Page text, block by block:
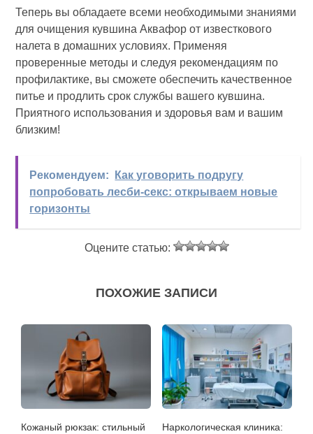
Теперь вы обладаете всеми необходимыми знаниями
для очищения кувшина Аквафор от известкового
налета в домашних условиях. Применяя
проверенные методы и следуя рекомендациям по
профилактике, вы сможете обеспечить качественное
питье и продлить срок службы вашего кувшина.
Приятного использования и здоровья вам и вашим
близким!
Рекомендуем:
Как уговорить подругу
попробовать лесби-секс: открываем новые
горизонты
Оцените статью:
ПОХОЖИЕ ЗАПИСИ
Кожаный рюкзак: стильный
Наркологическая клиника: